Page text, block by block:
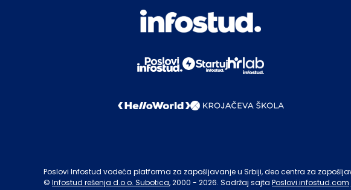
Poslovi Infostud vodeća platforma za zapošljavanje u Srbiji, deo centra za
© Infostud rešenja d.o.o. Subotica, 2000 - 2026. Sadržaj sajta Poslovi.infostud.com